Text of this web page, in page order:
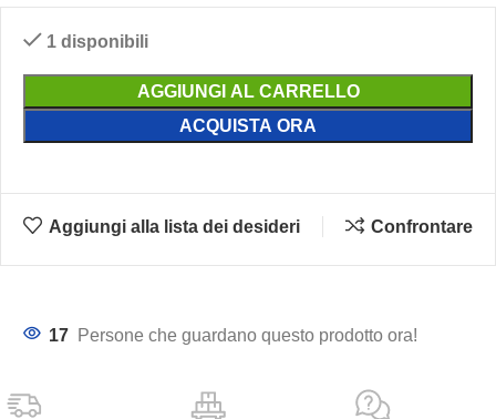
1 disponibili
AGGIUNGI AL CARRELLO
ACQUISTA ORA
Aggiungi alla lista dei desideri Confrontare
17 Persone che guardano questo prodotto ora!